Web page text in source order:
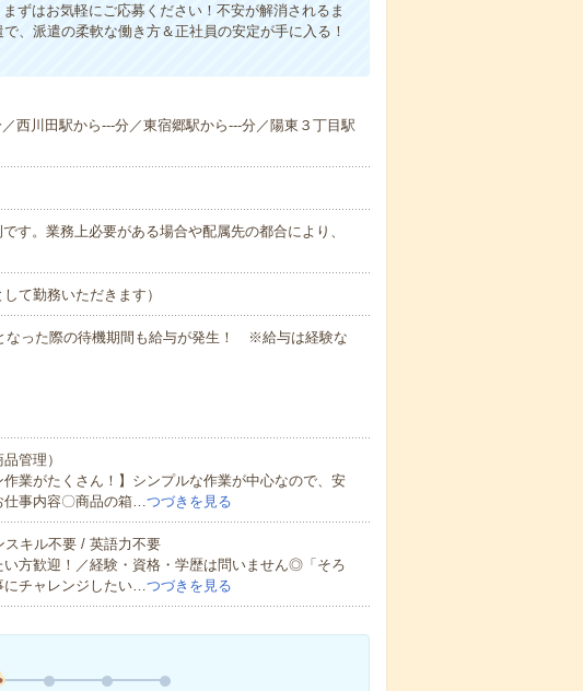
ずはお気軽にご応募ください！不安が解消されるま
、派遣の柔軟な働き方＆正社員の安定が手に入る！
西川田駅から---分／東宿郷駅から---分／陽東３丁目駅
す。業務上必要がある場合や配属先の都合により、
て勤務いただきます）
った際の待機期間も給与が発生！ ※給与は経験な
管理）
作業がたくさん！】シンプルな作業が中心なので、安
事内容〇商品の箱… つづきを見る
キル不要 / 英語力不要
方歓迎！／経験・資格・学歴は問いません◎「そろ
チャレンジしたい… つづきを見る